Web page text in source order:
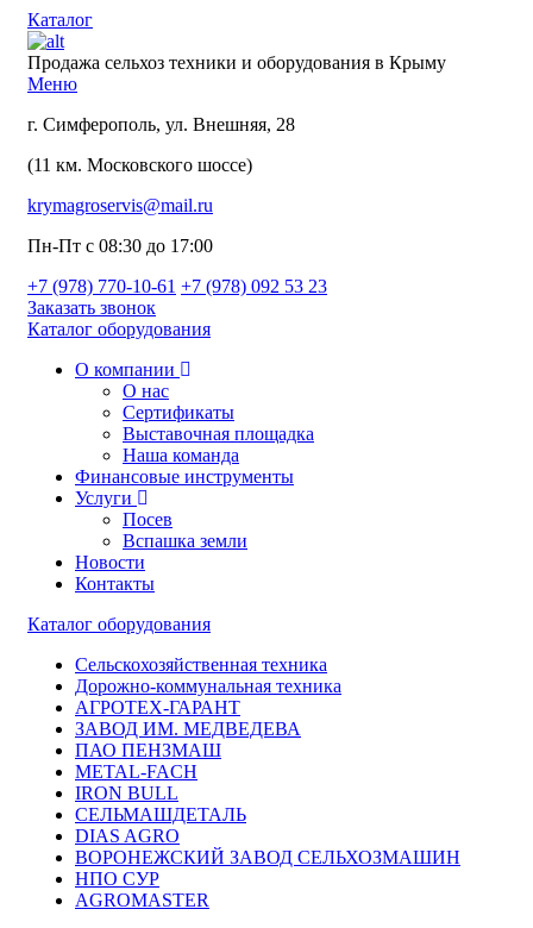
Каталог
Продажа сельхоз техники и оборудования в Крыму
Меню
г. Симферополь, ул. Внешняя, 28
(11 км. Московского шоссе)
krymagroservis@mail.ru
Пн-Пт с 08:30 до 17:00
+7 (978) 770-10-61 +7 (978) 092 53 23
Заказать звонок
Каталог оборудования
О компании
О нас
Сертификаты
Выставочная площадка
Наша команда
Финансовые инструменты
Услуги
Посев
Вспашка земли
Новости
Контакты
Каталог оборудования
Сельскохозяйственная техника
Дорожно-коммунальная техника
АГРОТЕХ-ГАРАНТ
ЗАВОД ИМ. МЕДВЕДЕВА
ПАО ПЕНЗМАШ
METAL-FACH
IRON BULL
СЕЛЬМАШДЕТАЛЬ
DIAS AGRO
ВОРОНЕЖСКИЙ ЗАВОД СЕЛЬХОЗМАШИН
НПО СУР
AGROMASTER